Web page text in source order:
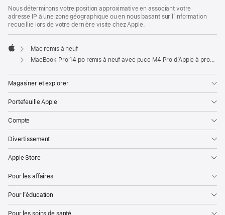
Nous déterminons votre position approximative en associant votre
adresse IP à une zone géographique ou en nous basant sur l’information
recueillie lors de votre dernière visite chez Apple.
Apple
Mac remis à neuf
MacBook Pro 14 po remis à neuf avec puce M4 Pro d’Apple à processeur central 14 cœurs et processeur graphique 20 cœurs, écran nanotexturé - Noir infini
Magasiner et explorer
Portefeuille Apple
Compte
Divertissement
Apple Store
Pour les affaires
Pour l’éducation
Pour les soins de santé